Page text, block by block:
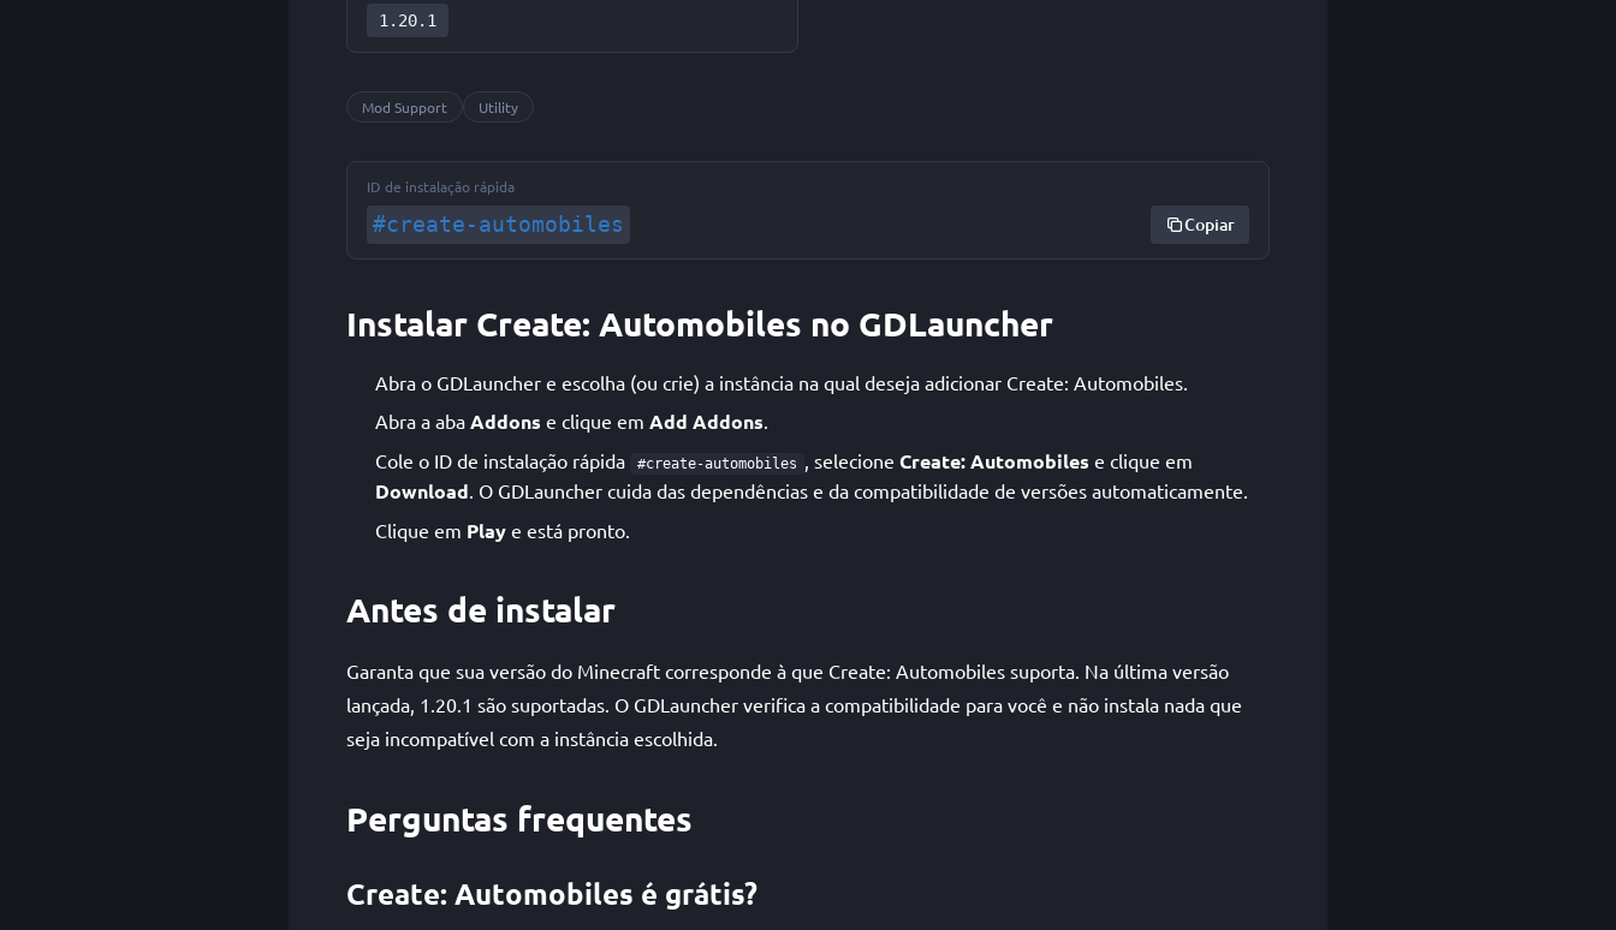
1.20.1
Mod Support Utility
ID de instalação rápida
#create-automobiles Copiar
Instalar Create: Automobiles no GDLauncher
Abra o GDLauncher e escolha (ou crie) a instância na qual deseja adicionar Create: Automobiles.
Abra a aba Addons e clique em Add Addons.
Cole o ID de instalação rápida
#create-automobiles , selecione Create: Automobiles e clique em
Download. O GDLauncher cuida das dependências e da compatibilidade de versões automaticamente.
Clique em Play e está pronto.
Antes de instalar
Garanta que sua versão do Minecraft corresponde à que Create: Automobiles suporta. Na última versão
lançada, 1.20.1 são suportadas. O GDLauncher verifica a compatibilidade para você e não instala nada que
seja incompatível com a instância escolhida.
Perguntas frequentes
Create: Automobiles é grátis?